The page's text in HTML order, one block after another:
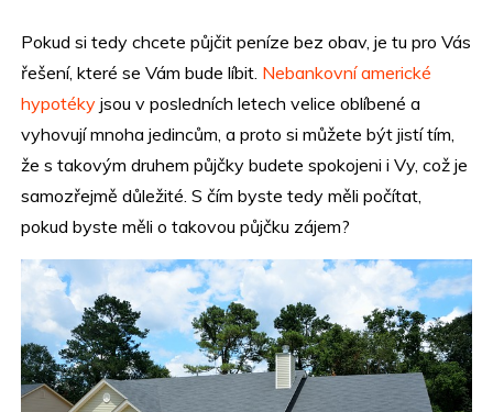
Pokud si tedy chcete půjčit peníze bez obav, je tu pro Vás
řešení, které se Vám bude líbit. Nebankovní americké
hypotéky jsou v posledních letech velice oblíbené a
vyhovují mnoha jedincům, a proto si můžete být jistí tím,
že s takovým druhem půjčky budete spokojeni i Vy, což je
samozřejmě důležité. S čím byste tedy měli počítat,
pokud byste měli o takovou půjčku zájem?